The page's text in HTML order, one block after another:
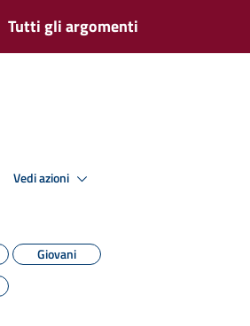
Tutti gli argomenti
Vedi azioni
Giovani